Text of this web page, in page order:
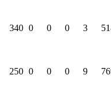
340 0 0 0 3
250 0 0 0 9